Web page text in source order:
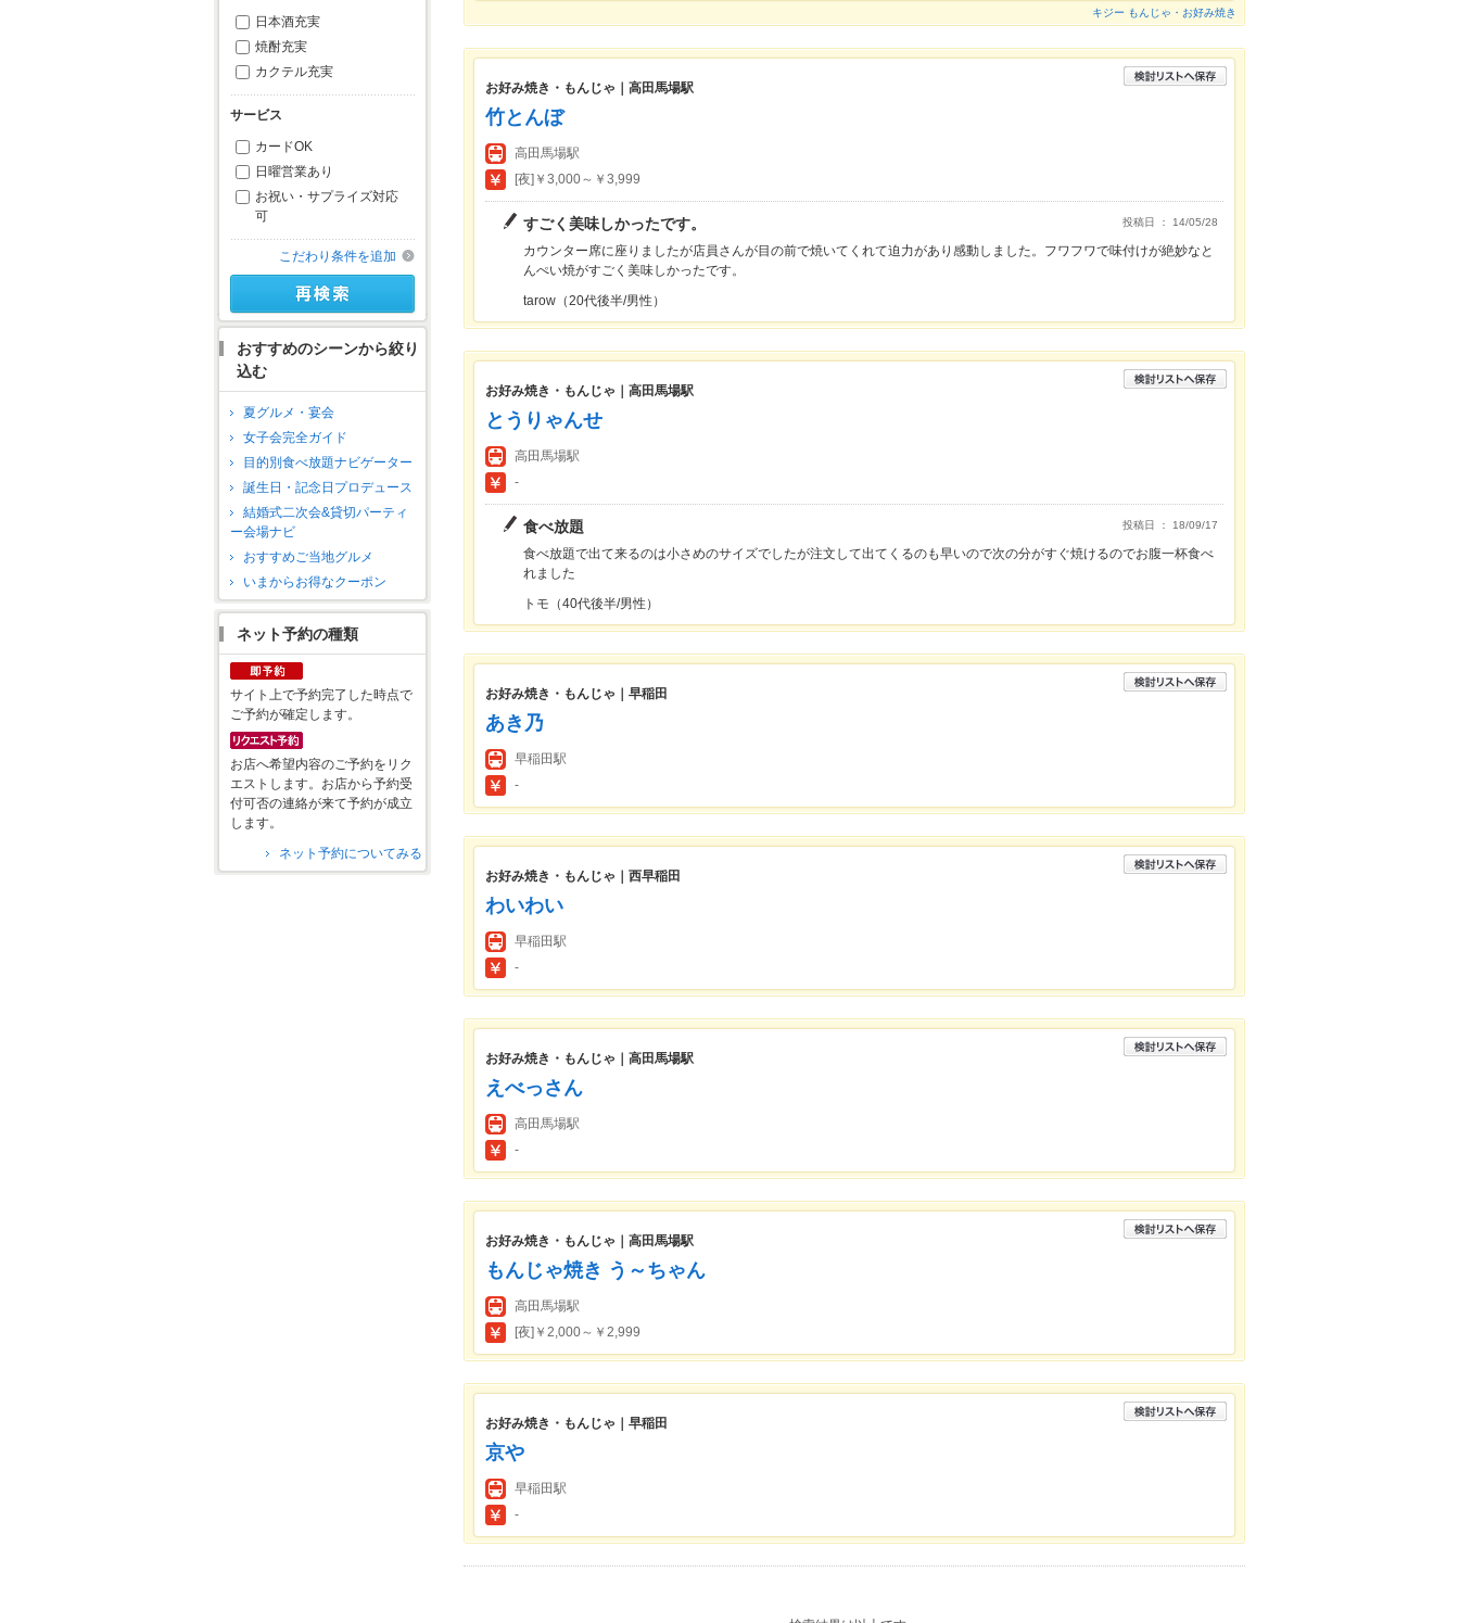
日本酒充実
焼酎充実
カクテル充実
サービス
カードOK
日曜営業あり
お祝い・サプライズ対応
可
こだわり条件を追加
おすすめのシーンから絞り
込む
夏グルメ・宴会
女子会完全ガイド
目的別食べ放題ナビゲーター
誕生日・記念日プロデュース
結婚式二次会&貸切パーティ
ー会場ナビ
おすすめご当地グルメ
いまからお得なクーポン
ネット予約の種類
サイト上で予約完了した時点で
ご予約が確定します。
お店へ希望内容のご予約をリク
エストします。お店から予約受
付可否の連絡が来て予約が成立
します。
ネット予約についてみる
キジー もんじゃ・お好み焼き
お好み焼き・もんじゃ｜高田馬場駅
竹とんぼ
高田馬場駅
[夜]￥3,000～￥3,999
投稿日 ： 14/05/28
すごく美味しかったです。
カウンター席に座りましたが店員さんが目の前で焼いてくれて迫力があり感動しました。フワフワで味付けが絶妙なと
んぺい焼がすごく美味しかったです。
tarow（20代後半/男性）
お好み焼き・もんじゃ｜高田馬場駅
とうりゃんせ
高田馬場駅
-
投稿日 ： 18/09/17
食べ放題
食べ放題で出て来るのは小さめのサイズでしたが注文して出てくるのも早いので次の分がすぐ焼けるのでお腹一杯食べ
れました
トモ（40代後半/男性）
お好み焼き・もんじゃ｜早稲田
あき乃
早稲田駅
-
お好み焼き・もんじゃ｜西早稲田
わいわい
早稲田駅
-
お好み焼き・もんじゃ｜高田馬場駅
えべっさん
高田馬場駅
-
お好み焼き・もんじゃ｜高田馬場駅
もんじゃ焼き う～ちゃん
高田馬場駅
[夜]￥2,000～￥2,999
お好み焼き・もんじゃ｜早稲田
京や
早稲田駅
-